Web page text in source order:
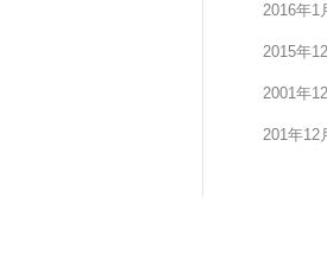
2016年1
2015年
2001年
201年12